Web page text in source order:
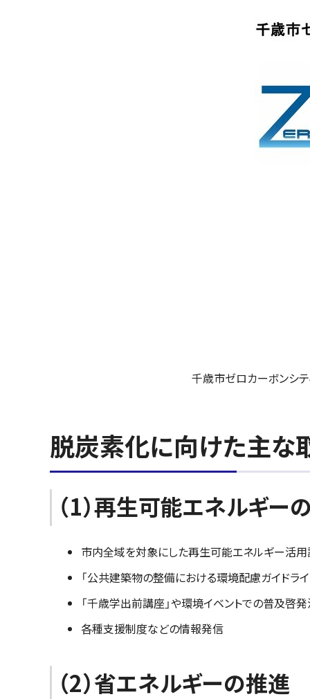
千歳市ゼロカーボンシ
脱炭素化に向けた主な
（1）再生可能エネルギー
市内全域を対象にした再生可能エネルギー活
「公共建築物の整備における環境配慮ガイド
「千歳学出前講座」や環境イベントでの普及啓
各種支援制度などの情報発信
（2）省エネルギーの推進